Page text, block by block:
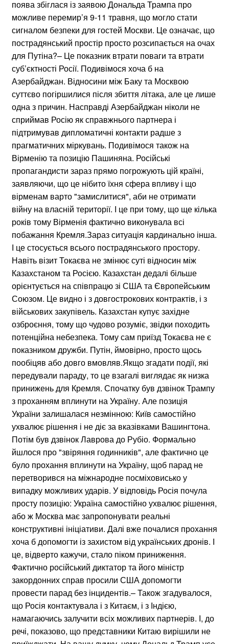
поява збіглася із заявою Дональда Трампа про
можливе перемир’я 9-11 травня, що могло стати
сигналом безпеки для гостей Москви. Це означає, що
пострадянський простір просто розсипається на очах
для Путіна?– Це показник втрати поваги та втрати
суб’єктності Росії. Подивімося хоча б на
Азербайджан. Відносини між Баку та Москвою
суттєво погіршилися після збиття літака, але це лише
одна з причин. Насправді Азербайджан ніколи не
сприймав Росію як справжнього партнера і
підтримував дипломатичні контакти радше з
прагматичних міркувань. Подивімося також на
Вірменію та позицію Пашиняна. Російські
пропагандисти зараз прямо погрожують цій країні,
заявляючи, що це нібито їхня сфера впливу і що
вірменам варто "замислитися", аби не отримати
війну на власній території. І це при тому, що ще кілька
років тому Вірменія фактично виконувала всі
побажання Кремля.Зараз ситуація кардинально інша.
І це стосується всього пострадянського простору.
Навіть візит Токаєва не змінює суті відносин між
Казахстаном та Росією. Казахстан дедалі більше
орієнтується на співпрацю зі США та Європейським
Союзом. Це видно і з довгострокових контрактів, і з
військових закупівель. Казахстан купує західне
озброєння, тому що чудово розуміє, звідки походить
потенційна небезпека. Тому сам приїзд Токаєва не є
показником дружби. Путін, ймовірно, просто щось
пообіцяв або довго вмовляв.Якщо згадати події, які
передували параду, то це взагалі виглядає як низка
принижень для Кремля. Спочатку був дзвінок Трампу
з проханням вплинути на Україну. Але позиція
України залишалася незмінною: Київ самостійно
ухвалює рішення і не діє за вказівками Вашингтона.
Потім був дзвінок Лаврова до Рубіо. Формально
йшлося про "звіряння годинників", але фактично це
було прохання вплинути на Україну, щоб парад не
перетворився на міжнародне посміховисько у
випадку можливих ударів. У відповідь Росія почула
просту позицію: Україна самостійно ухвалює рішення,
або ж Москва має запропонувати реальні
конструктивні ініціативи. Далі вже почалися прохання
хоча б допомогти із захистом від українських дронів. І
це, відверто кажучи, стало піком приниження.
Фактично російський диктатор та його міністр
закордонних справ просили США допомогти
провести парад без інцидентів.– Також згадувалося,
що Росія контактувала і з Китаєм, і з Індією,
намагаючись залучити всіх можливих партнерів. І, до
речі, показово, що представники Китаю вирішили не